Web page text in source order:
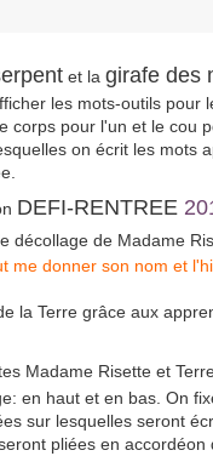
et la girafe des
les mots-outils pour
corps pour l'un et le cou
on écrit les mots
DEFI-RENTREE
décollage de Madame
me donner son nom et
la Terre grâce aux
Madame Risette et
en haut et en bas. On
sur lesquelles seront
pliées en accordéon